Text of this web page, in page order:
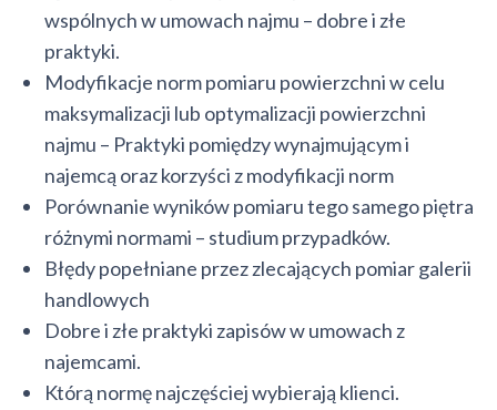
wspólnych w umowach najmu – dobre i złe
praktyki.
Modyfikacje norm pomiaru powierzchni w celu
maksymalizacji lub optymalizacji powierzchni
najmu – Praktyki pomiędzy wynajmującym i
najemcą oraz korzyści z modyfikacji norm
Porównanie wyników pomiaru tego samego piętra
różnymi normami – studium przypadków.
Błędy popełniane przez zlecających pomiar galerii
handlowych
Dobre i złe praktyki zapisów w umowach z
najemcami.
Którą normę najczęściej wybierają klienci.